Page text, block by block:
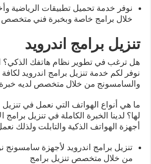
نوفر خدمة تحميل تطبيقات الرياضية
خلال برامج خاصة وبخبرة فني متخصص
تنزيل برامج اندرويد
هل ترغب في تطوير نظام هاتفك الذكي؟
نوفر لكم خدمة تنزيل برامج اندرويد لكافة
والسامسونج من خلال متخصص لديه خبرة
ما هي أنواع الهواتف التي نعمل في تنزيل
لها؟ لدينا الخبرة الكاملة في تنزيل برامج
أجهزة الهواتف الذكية والتابلت ولذلك
من خلال متخصص تنزيل برامج